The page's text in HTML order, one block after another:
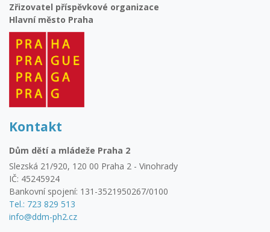
Zřizovatel příspěvkové organizace
Hlavní město Praha
Kontakt
Dům dětí a mládeže Praha 2
Slezská 21/920, 120 00 Praha 2 - Vinohrady
IČ: 45245924
Bankovní spojení: 131-3521950267/0100
Tel.: 723 829 513
info@ddm-ph2.cz